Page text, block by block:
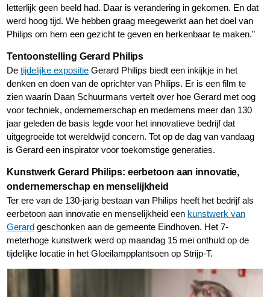
letterlijk geen beeld had. Daar is verandering in gekomen. En dat
werd hoog tijd. We hebben graag meegewerkt aan het doel van
Philips om hem een gezicht te geven en herkenbaar te maken.”
Tentoonstelling Gerard Philips
Detijdelijke expositie Gerard Philips biedt een inkijkje in het
denken en doen van de oprichter van Philips. Er is een film te
zien waarin Daan Schuurmans vertelt over hoe Gerard met oog
voor techniek, ondernemerschap en medemens meer dan 130
jaar geleden de basis legde voor het innovatieve bedrijf dat
uitgegroeide tot wereldwijd concern. Tot op de dag van vandaag
is Gerard een inspirator voor toekomstige generaties.
Kunstwerk Gerard Philips: eerbetoon aan innovatie,
ondernemerschap en menselijkheid
Ter ere van de 130-jarig bestaan van Philips heeft het bedrijf als
eerbetoon aan innovatie en menselijkheid een kunstwerk van
Gerard geschonken aan de gemeente Eindhoven. Het 7-
meterhoge kunstwerk werd op maandag 15 mei onthuld op de
tijdelijke locatie in het Gloeilampplantsoen op Strijp-T.